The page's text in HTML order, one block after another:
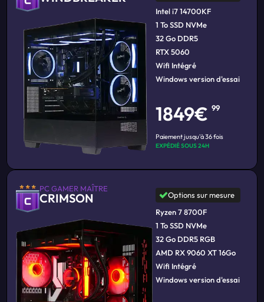
Intel i7 14700KF
1 To SSD NVMe
32 Go DDR5
RTX 5060
Wifi Intégré
Windows version d'essai
1849€99
Paiement jusqu'à 36 fois
EXPÉDIÉ SOUS 24H
PC GAMER MAÎTRE
CRIMSON
Options sur mesure
Ryzen 7 8700F
1 To SSD NVMe
32 Go DDR5 RGB
AMD RX 9060 XT 16Go
Wifi Intégré
Windows version d'essai